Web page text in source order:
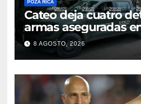
POZA RICA
Cateo deja cuatro
armas aseguradas
Papantla
8 AGOSTO, 2026